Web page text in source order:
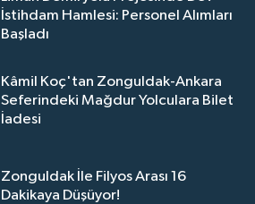
İstihdam Hamlesi: Personel Alımları
Başladı
Kâmil Koç'tan Zonguldak-Ankara
Seferindeki Mağdur Yolculara Bilet
İadesi
Zonguldak İle Filyos Arası 16
Dakikaya Düşüyor!